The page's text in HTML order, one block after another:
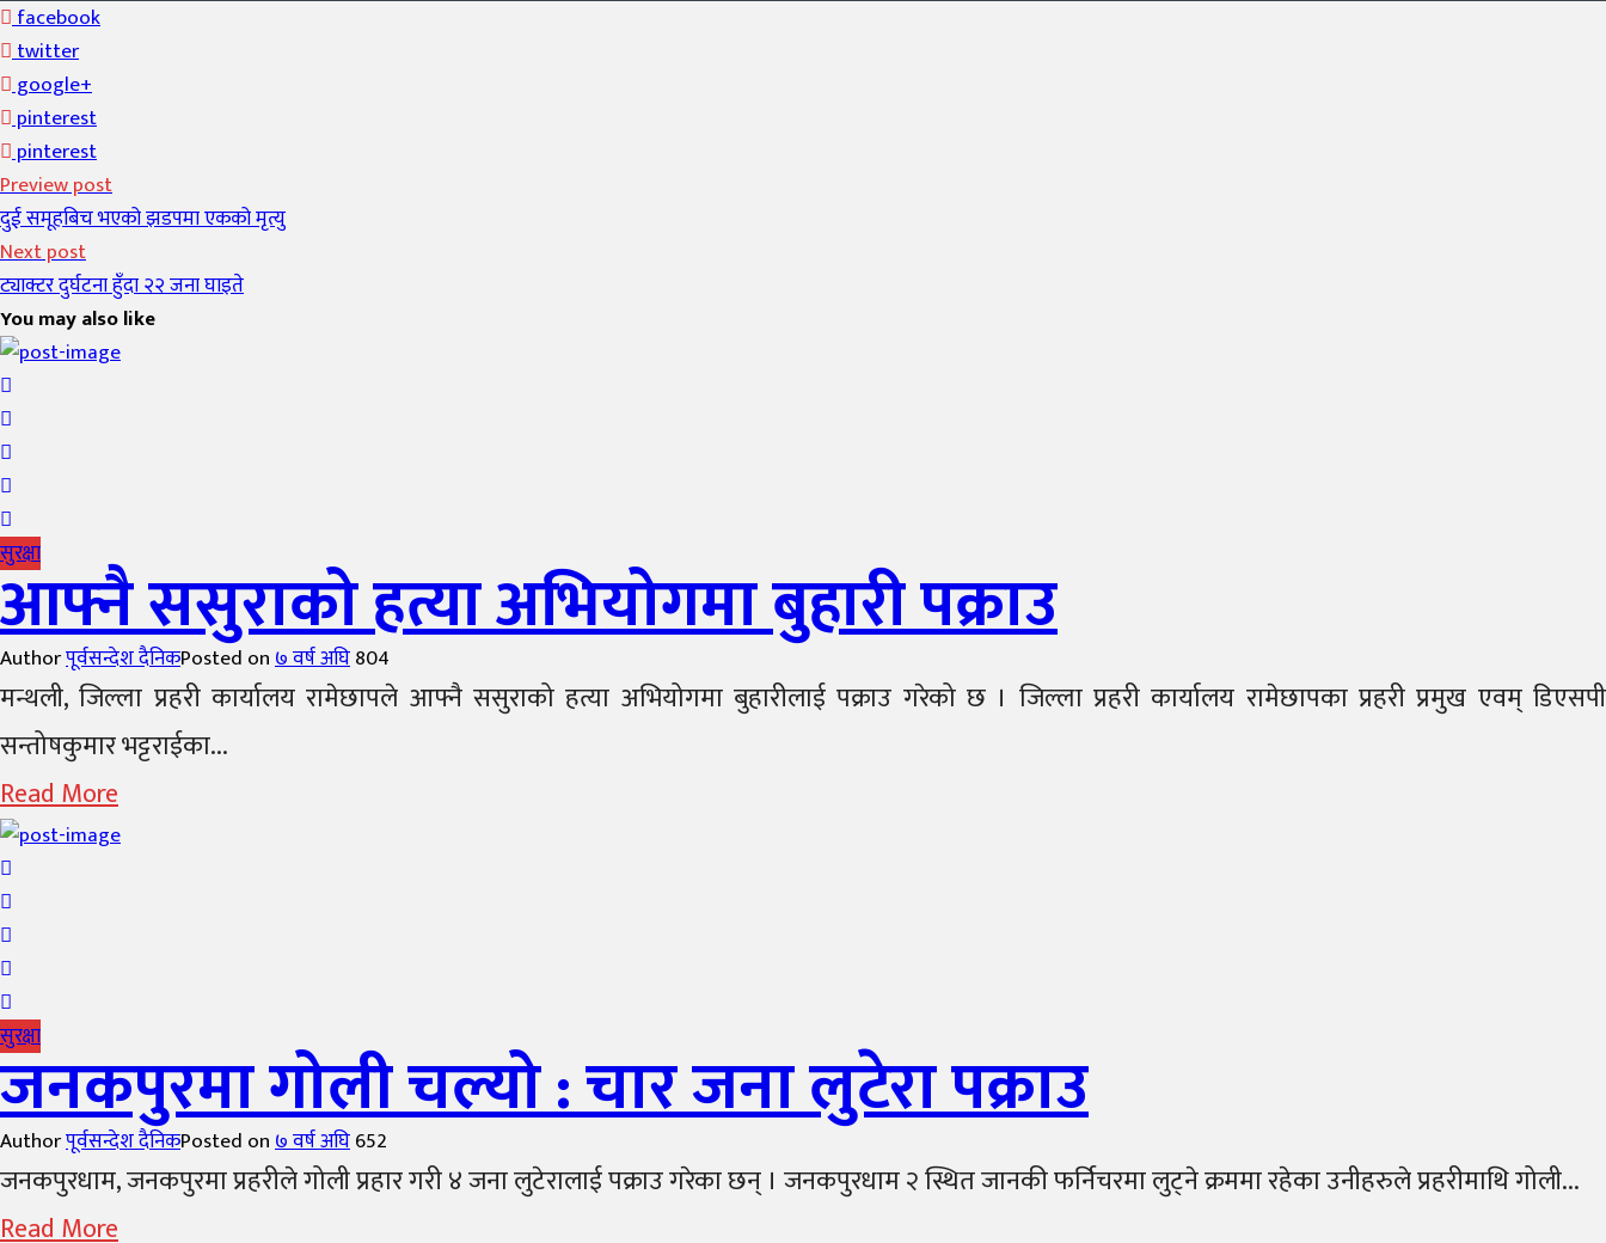
facebook
twitter
google+
pinterest
pinterest
Preview post
दुई समूहबिच भएको झडपमा एकको मृत्यु
Next post
ट्याक्टर दुर्घटना हुँदा २२ जना घाइते
You may also like
सुरक्षा
आफ्नै ससुराको हत्या अभियोगमा बुहारी पक्राउ
Authorपूर्वसन्देश दैनिकPosted on७ वर्ष अघि804
मन्थली, जिल्ला प्रहरी कार्यालय रामेछापले आफ्नै ससुराको हत्या अभियोगमा बुहारीलाई पक्राउ गरेको छ । जिल्ला प्रहरी कार्यालय रामेछापका प्रहरी प्रमुख एवम् डिएसपी
सन्तोषकुमार भट्टराईका...
Read More
सुरक्षा
जनकपुरमा गोली चल्यो : चार जना लुटेरा पक्राउ
Authorपूर्वसन्देश दैनिकPosted on७ वर्ष अघि652
जनकपुरधाम, जनकपुरमा प्रहरीले गोली प्रहार गरी ४ जना लुटेरालाई पक्राउ गरेका छन् । जनकपुरधाम २ स्थित जानकी फर्निचरमा लुट्ने क्रममा रहेका उनीहरुले प्रहरीमाथि गोली...
Read More